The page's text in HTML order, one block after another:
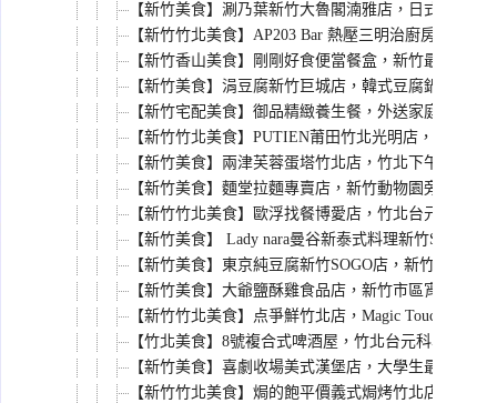
【新竹美食】涮乃葉新竹大魯閣湳雅店，日式火
【新竹竹北美食】AP203 Bar 熱壓三明治廚房-竹
【新竹香山美食】剛剛好食便當餐盒，新竹最強
【新竹美食】涓豆腐新竹巨城店，韓式豆腐鍋、
【新竹宅配美食】御品精緻養生餐，外送家庭餐
【新竹竹北美食】PUTIEN莆田竹北光明店，米其
【新竹美食】兩津芙蓉蛋塔竹北店，竹北下午茶
【新竹美食】麵堂拉麵專賣店，新竹動物園旁必
【新竹竹北美食】歐浮找餐博愛店，竹北台元科
【新竹美食】 Lady nara曼谷新泰式料理新竹
【新竹美食】東京純豆腐新竹SOGO店，新竹巨
【新竹美食】大爺鹽酥雞食品店，新竹市區宵夜
【新竹竹北美食】点爭鮮竹北店，Magic Touch搬
【竹北美食】8號複合式啤酒屋，竹北台元科學園
【新竹美食】喜劇收場美式漢堡店，大學生最愛
【新竹竹北美食】焗的飽平價義式焗烤竹北店，